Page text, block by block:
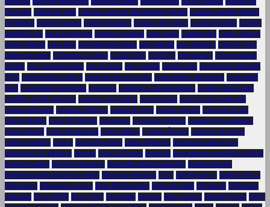
Braganza calidad de vida Cambiar conector alimentación portatil Cambiar pantalla portátil
en Málaga Cambio bisagra cambio climático Cambio disco duro Cambio Pantalla Cambio
pantalla Asus canal ascendente cantante española cante jondo Carabanchel Carlos Alcaraz
Carlos Mazón Casa Real caso Begoña Gómez caso judicial caso Zapatero Celta de Vigo
centros de datos Champions League Charlie Kirk ChatGPT ciberataques ciberseguridad
cifrado cine contemporáneo cine de autor cine español clasificación clasificación Mundial
2026 computación cuántica computación en la nube comunidades autónomas comunidad
local Comunidad Valenciana confesión conflicto en Oriente Medio conflicto Irán-Israel
conflicto israelí-palestino consejos para padres conservación conservación ambiental
conservadurismo contratos públicos control de peso control parental Convento de las
Salesas Reales Copa del Mundo corrupción corrupción política creadores de contenido
crianza digital Crisis humanitaria Crisis política Cristina Álvarez crímenes de guerra
cultura española Cáncer David Broncano Debut Olímpico declaración ante el juez
declaración de Zapatero defensa Dejar de Fumar demanda dependencia tecnológica infantil
deporte español derechos humanos desarrollo infantil saludable desinformación
desintoxicación digital para niños detección temprana DGT diabetes tipo 1 diabetes tipo 2
diagnóstico diagnóstico precoz Dieta Mediterránea dietas de moda diferencial diligencias
judiciales Disco HDD Disco SSD diversidad divorcio dolor crónico Donald Trump DXY